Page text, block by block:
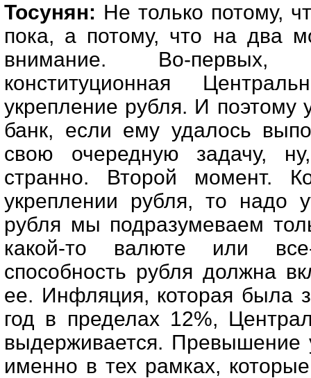
Тосунян: Не только потому,
пока, а потому, что на два
внимание. Во-первых,
конституционная
укрепление рубля. И поэтому
банк, если ему удалось
свою очередную задачу,
странно. Второй момент.
укреплении рубля, то надо
рубля мы подразумеваем
какой-то валюте или все-
способность рубля должна
ее. Инфляция, которая была
год в пределах 12%,
выдерживается. Превышение
именно в тех рамках,